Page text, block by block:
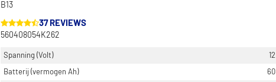
B13
37 REVIEWS
560408054K262
Spanning (Volt)
12
Batterij (vermogen Ah)
60